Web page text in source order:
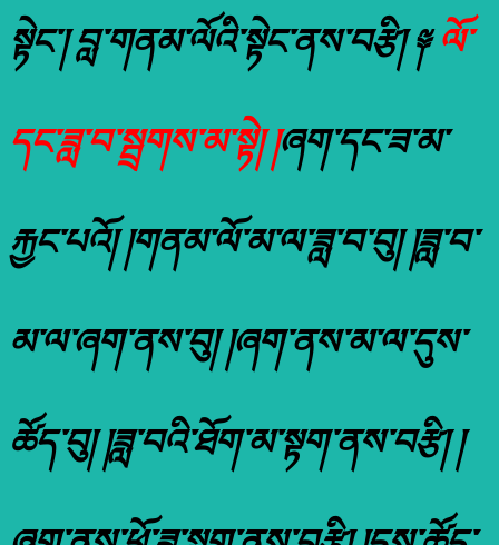
སྟེང་། བླ་གནམ་ལོའི་སྟེང་ནས་བརྩི། ༈ལོ་
དང་ཟླ་བ་སྦྲགས་མ་སྟེ། །ཞག་དང་ཟ་མ་
རྐྱང་པའོ། །གནམ་ལོ་མ་ལ་ཟླ་བ་བུ། །ཟླ་བ་
མ་ལ་ཞག་ནས་བུ། །ཞག་ནས་མ་ལ་དུས་
ཚོད་བུ། །ཟླ་བའི་ཐོག་མ་སྟག་ནས་བརྩི། །